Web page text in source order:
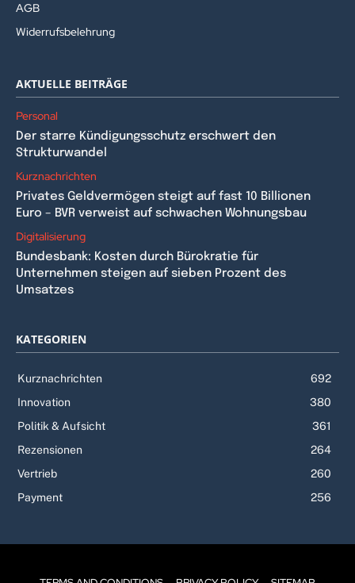
AGB
Widerrufsbelehrung
AKTUELLE BEITRÄGE
Personal
Der starre Kündigungsschutz erschwert den
Strukturwandel
Kurznachrichten
Privates Geldvermögen steigt auf fast 10 Billionen
Euro – BVR verweist auf schwachen Wohnungsbau
Digitalisierung
Bundesbank: Kosten durch Bürokratie für
Unternehmen steigen auf sieben Prozent des
Umsatzes
KATEGORIEN
Kurznachrichten
692
Innovation
380
Politik & Aufsicht
361
Rezensionen
264
Vertrieb
260
Payment
256